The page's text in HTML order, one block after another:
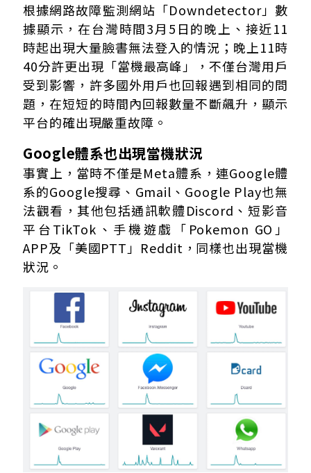
根據網路故障監測網站「Downdetector」數
據顯示，在台灣時間3月5日的晚上、接近11
時起出現大量臉書無法登入的情況；晚上11時
40分許更出現「當機最高峰」，不僅台灣用戶
受到影響，許多國外用戶也回報遇到相同的問
題，在短短的時間內回報數量不斷飆升，顯示
平台的確出現嚴重故障。
Google體系也出現當機狀況
事實上，當時不僅是Meta體系，連Google體
系的Google搜尋、Gmail、Google Play也無
法觀看，其他包括通訊軟體Discord、短影音
平台TikTok、手機遊戲「Pokemon GO」
APP及「美國PTT」Reddit，同樣也出現當機
狀況。